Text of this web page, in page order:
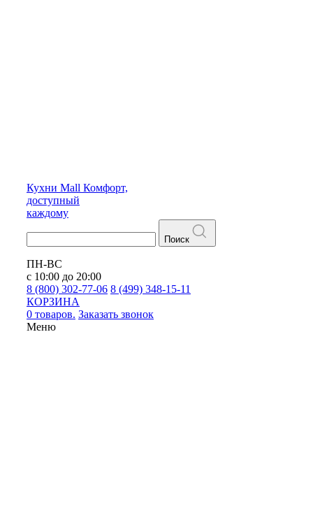
Кухни Mall Комфорт,
доступный
каждому
Поиск
ПН-ВС
с 10:00 до 20:00
8 (800) 302-77-06 8 (499) 348-15-11
КОРЗИНА
0 товаров. Заказать звонок
Меню